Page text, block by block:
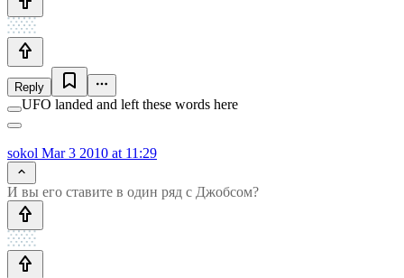
Reply
UFO landed and left these words here
sokol Mar 3 2010 at 11:29
И вы его ставите в один ряд с Джобсом?